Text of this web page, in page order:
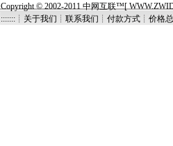
Copyright © 2002-2011 中网互联™[
:::::::┊关于我们 ┊ 联系我们 ┊ 付款方式 ┊ 价格